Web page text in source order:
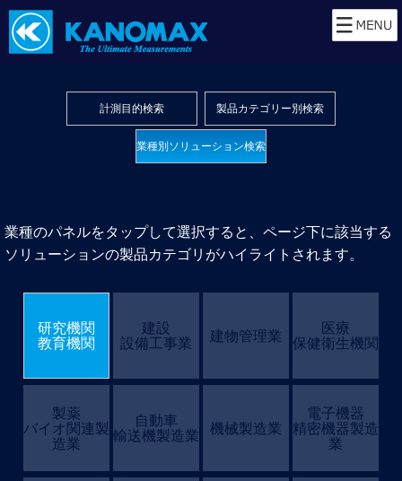
計測目的検索 製品カテゴリー別検索
業種別ソリューション検索
業種のパネルをタップして選択すると、ページ下に該当する
ソリューションの製品カテゴリがハイライトされます。
研究機関
教育機関
建設
設備工事業
建物管理業
医療
保健衛生機関
製薬
バイオ関連製
造業
自動車
輸送機製造業
機械製造業
電子機器
精密機器製造
業